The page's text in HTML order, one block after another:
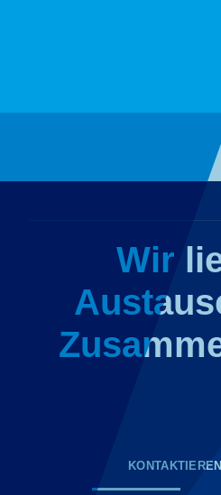
Wir